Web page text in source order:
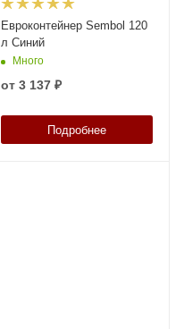
Евроконтейнер Sembol 120
л Синий
Много
от 3 137 ₽
Подробнее